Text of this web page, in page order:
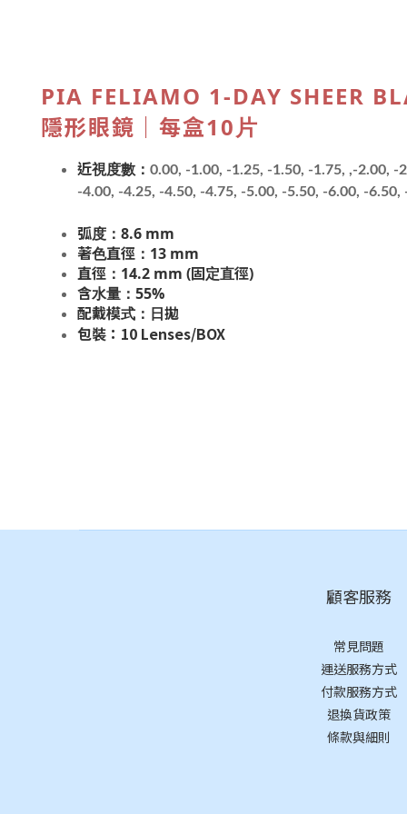
PIA FELIAMO 1-DAY SHEER
隱形眼鏡｜每盒10片
近視度數： 0.00, -1.00, -1.25, -1.50, -1.75, ,-2.00,
-4.00, -4.25, -4.50, -4.75, -5.00, -5.50, -6.00, -
弧度：8.6 mm
著色直徑：13 mm
直徑：14.2 mm (固定直徑)
含水量：55%
配戴模式：日拋
包裝：10 Lenses/BOX
顧客服務
常見問題
運送服務方式
付款服務方式
退換貨政策
條款與細則